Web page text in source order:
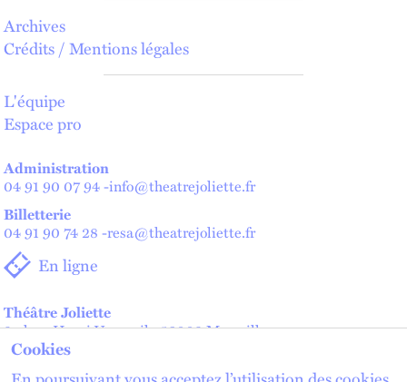
Archives
Crédits / Mentions légales
L'équipe
Espace pro
Administration
04 91 90 07 94-info@theatrejoliette.fr
Billetterie
04 91 90 74 28 -resa@theatrejoliette.fr
En ligne
Théâtre Joliette
2 place Henri Verneuil - 13002 Marseille
Théâtre de Lenche — Maison des artistes
2 place de Lenche - 13002 Marseille
Cookies